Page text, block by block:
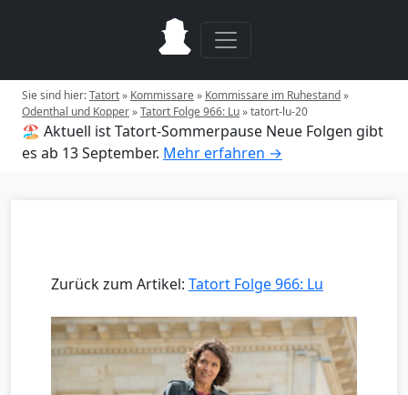
Sie sind hier:Tatort» Kommissare» Kommissare im Ruhestand»
Odenthal und Kopper»Tatort Folge 966: Lu»tatort-lu-20
🏖️ Aktuell ist Tatort-Sommerpause Neue Folgen gibt
es ab 13 September. Mehr erfahren →
Zurück zum Artikel: Tatort Folge 966: Lu